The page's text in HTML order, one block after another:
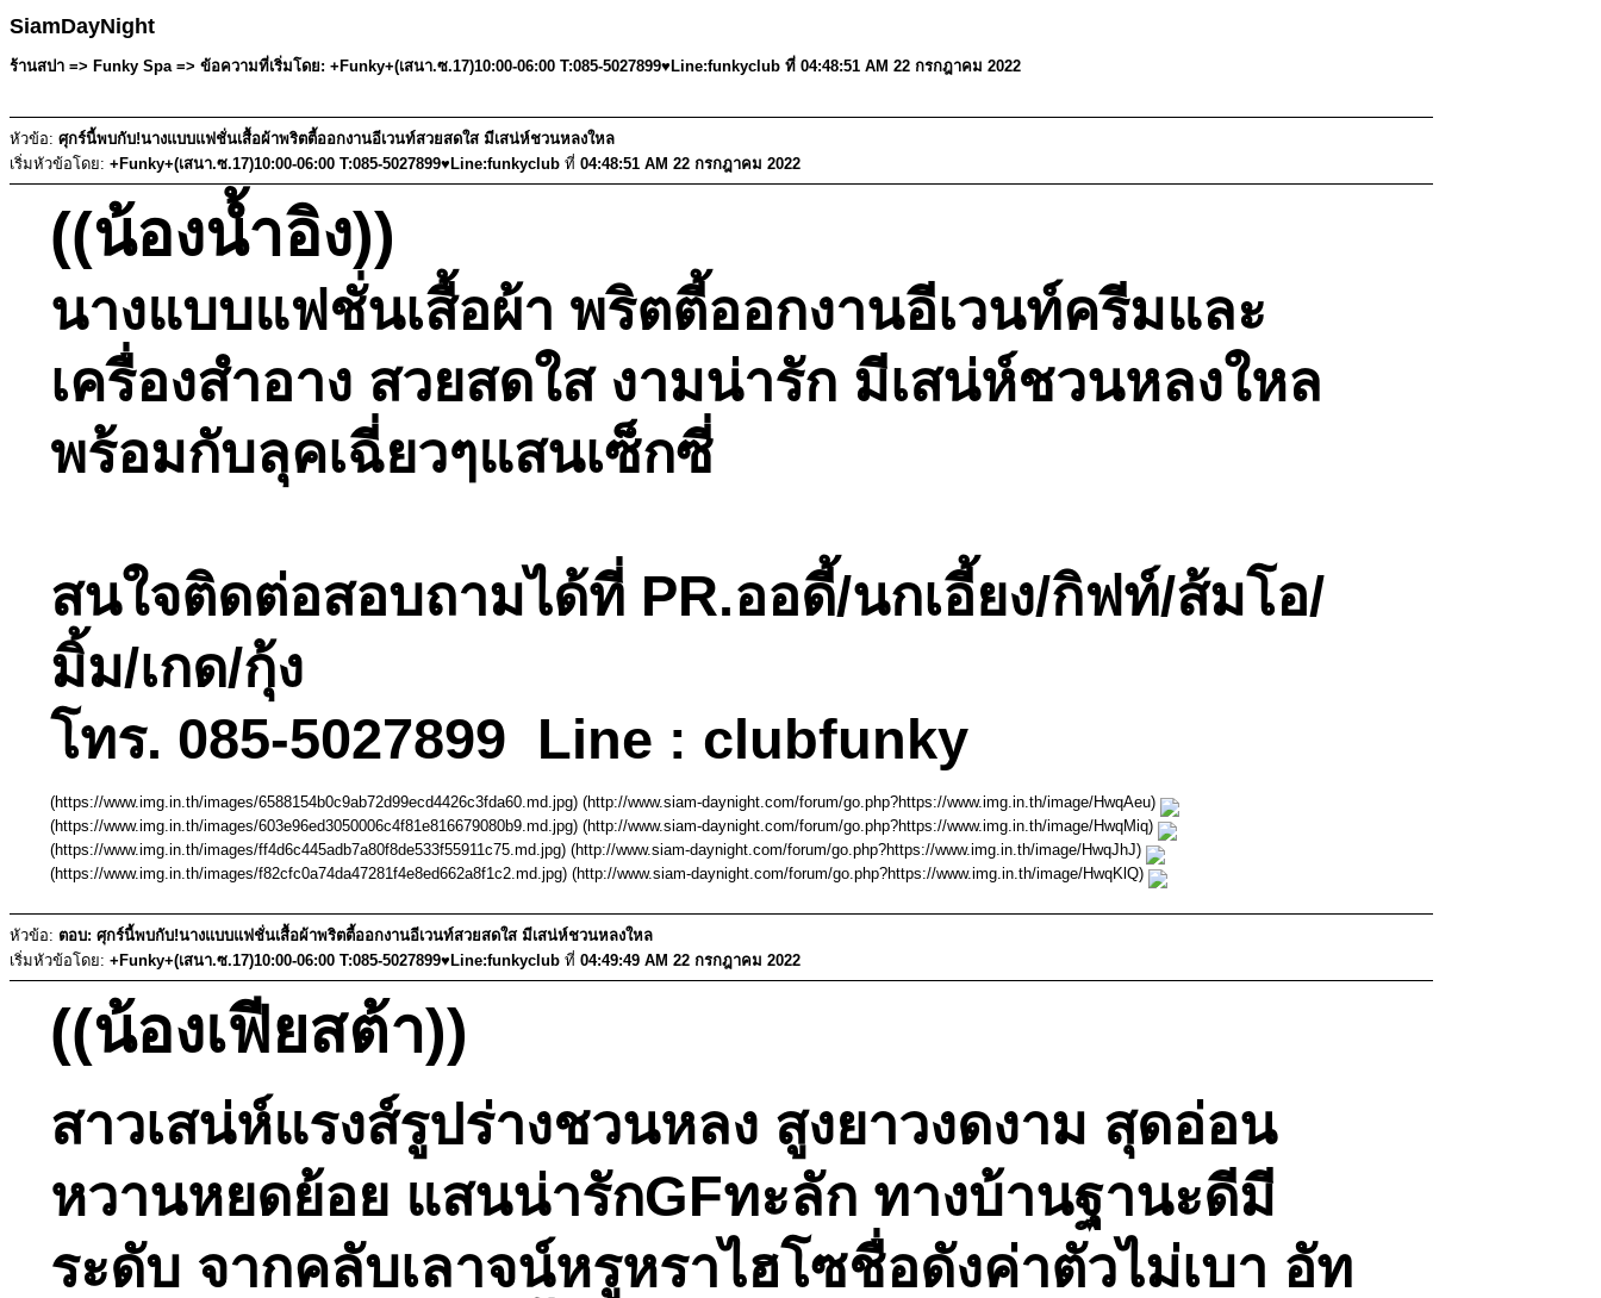
SiamDayNight
ร้านสปา => Funky Spa => ข้อความที่เริ่มโดย: +Funky+(เสนา.ซ.17)10:00-06:00 T:085-5027899♥Line:funkyclub ที่ 04:48:51 AM 22 กรกฎาคม 2022
หัวข้อ: ศุกร์นี้พบกับ!นางแบบแฟชั่นเสื้อผ้าพริตตี้ออกงานอีเวนท์สวยสดใส มีเสน่ห์ชวนหลงใหล
เริ่มหัวข้อโดย: +Funky+(เสนา.ซ.17)10:00-06:00 T:085-5027899♥Line:funkyclub ที่ 04:48:51 AM 22 กรกฎาคม 2022
((น้องน้ำอิง))
นางแบบแฟชั่นเสื้อผ้า พริตตี้ออกงานอีเวนท์ครีมและ
เครื่องสำอาง สวยสดใส งามน่ารัก มีเสน่ห์ชวนหลงใหล
พร้อมกับลุคเฉี่ยวๆแสนเซ็กซี่
สนใจติดต่อสอบถามได้ที่ PR.ออดี้/นกเอี้ยง/กิฟท์/ส้มโอ/
มิ้ม/เกด/กุ้ง
โทร. 085-5027899 Line : clubfunky
(https://www.img.in.th/images/6588154b0c9ab72d99ecd4426c3fda60.md.jpg) (http://www.siam-daynight.com/forum/go.php?https://www.img.in.th/image/HwqAeu)
(https://www.img.in.th/images/603e96ed3050006c4f81e816679080b9.md.jpg) (http://www.siam-daynight.com/forum/go.php?https://www.img.in.th/image/HwqMiq)
(https://www.img.in.th/images/ff4d6c445adb7a80f8de533f55911c75.md.jpg) (http://www.siam-daynight.com/forum/go.php?https://www.img.in.th/image/HwqJhJ)
(https://www.img.in.th/images/f82cfc0a74da47281f4e8ed662a8f1c2.md.jpg) (http://www.siam-daynight.com/forum/go.php?https://www.img.in.th/image/HwqKlQ)
หัวข้อ: ตอบ: ศุกร์นี้พบกับ!นางแบบแฟชั่นเสื้อผ้าพริตตี้ออกงานอีเวนท์สวยสดใส มีเสน่ห์ชวนหลงใหล
เริ่มหัวข้อโดย: +Funky+(เสนา.ซ.17)10:00-06:00 T:085-5027899♥Line:funkyclub ที่ 04:49:49 AM 22 กรกฎาคม 2022
((น้องเฟียสต้า))
สาวเสน่ห์แรงส์รูปร่างชวนหลง สูงยาวงดงาม สุดอ่อน
หวานหยดย้อย แสนน่ารักGFทะลัก ทางบ้านฐานะดีมี
ระดับ จากคลับเลาจน์หรูหราไฮโซชื่อดังค่าตัวไม่เบา อัท